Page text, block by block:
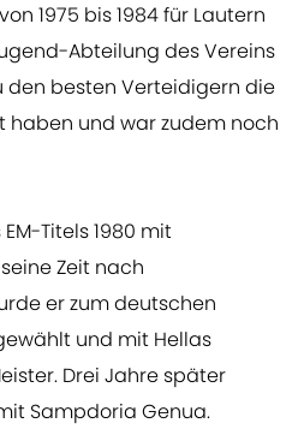
1975 bis 1984 für Lautern
Abteilung des Vereins
den besten Verteidigern die
haben und war zudem noch
Titels 1980 mit
Zeit nach
er zum deutschen
und mit Hellas
Drei Jahre später
Sampdoria Genua.